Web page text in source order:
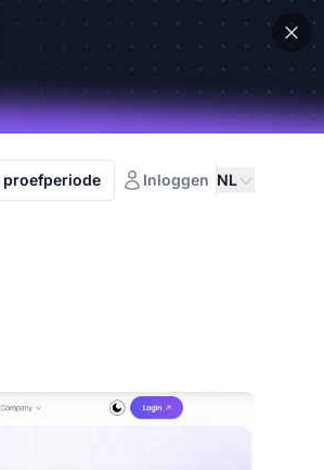
proefperiode Inloggen NL